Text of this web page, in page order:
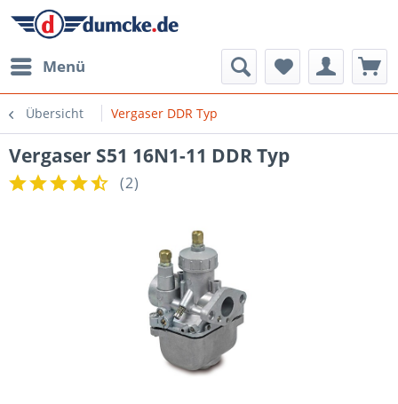
Menü
Übersicht Vergaser DDR Typ
Vergaser S51 16N1-11 DDR Typ
(2)